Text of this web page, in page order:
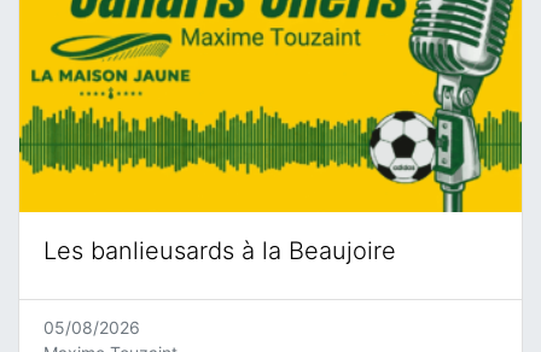
Les banlieusards à la Beaujoire
05/08/2026